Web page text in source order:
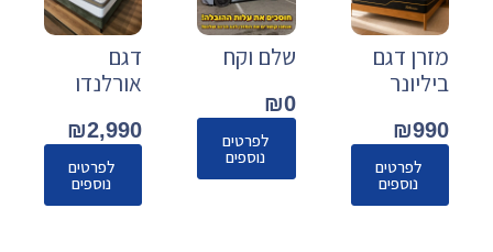
מזרן דגם
ביליונר
₪990
לפרטים
נוספים
שלם וקח
₪0
לפרטים
נוספים
דגם
אורלנדו
₪2,990
לפרטים
נוספים